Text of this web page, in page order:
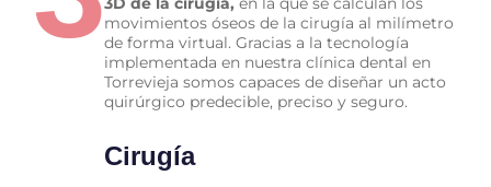
movimientos óseos de la cirugía al milímetro
de forma virtual. Gracias a la tecnología
implementada en nuestra clínica dental en
Torrevieja somos capaces de diseñar un acto
quirúrgico predecible, preciso y seguro.
Cirugía